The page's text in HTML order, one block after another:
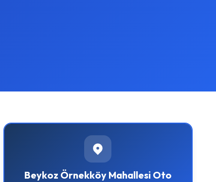
Beykoz Örnekköy Mahallesi Oto